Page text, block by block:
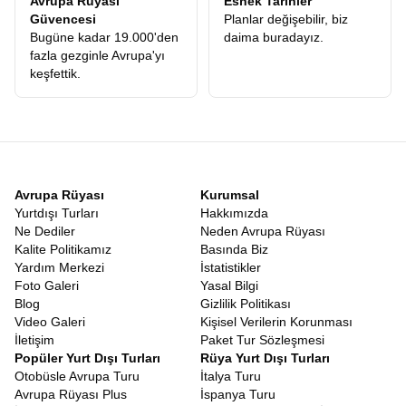
Ödediğiniz ücretin karşılığını, konforlu otellerde, leziz yemeklerde
ve en önemlisi ömür boyu unutamayacağınız anılarda fazlasıyla
alacağınızı garanti ediyoruz.
Uygun Fiyatlı Orta Asya Turu
Kaliteden ödün vermeden ekonomik bir seyahat planlamak
herkesin hakkıdır. Piyasadaki pek çok alternatifin aksine, gizli
ve profesyonel operasyon yönetimimiz sayesinde, maliyetleri
minimize ederek bu avantajı doğrudan misafirlerimize
yansıtıyoruz. Böylece rüya gibi bir tatil, ulaşılabilir bir gerçek
haline geliyor.
9 Günlük Orta Asya Turu
Modern yaşamın en büyük sorunu zamansızlıktır. Bu yüzden
programımızı, katılımcılarımızın kısıtlı zamanlarında maksimum
yeri görebilecekleri şekilde optimize ettik.
Orta Asya Turu 9 Gün
süren bu dopdolu programda, tek bir dakikanız bile boşa geçmez.
Her günün planı, yorucu olmayan ama bir o kadar da doyurucu
bir tempoda hazırlanmıştır. 9 günün sonunda geriye dönüp
baktığınızda, sanki aylardır oradaymışsınız gibi derin bir bağ
Güvencesi
Bugüne kadar 19.000'den
fazla gezginle Avrupa'yı
keşfettik.
Planlar değişebilir, biz
daima buradayız.
Avrupa Rüyası
Yurtdışı Turları
Ne Dediler
Kalite Politikamız
Yardım Merkezi
Foto Galeri
Blog
Video Galeri
İletişim
Kurumsal
Hakkımızda
Neden Avrupa Rüyası
Basında Biz
İstatistikler
Yasal Bilgi
Gizlilik Politikası
Kişisel Verilerin Korunması
Paket Tur Sözleşmesi
Popüler Yurt Dışı Turları
Otobüsle Avrupa Turu
Avrupa Rüyası Plus
Rüya Yurt Dışı Turları
İtalya Turu
İspanya Turu